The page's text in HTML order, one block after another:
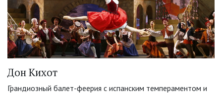
Дон Кихот
Грандиозный балет-феерия с испанским темпераментом и